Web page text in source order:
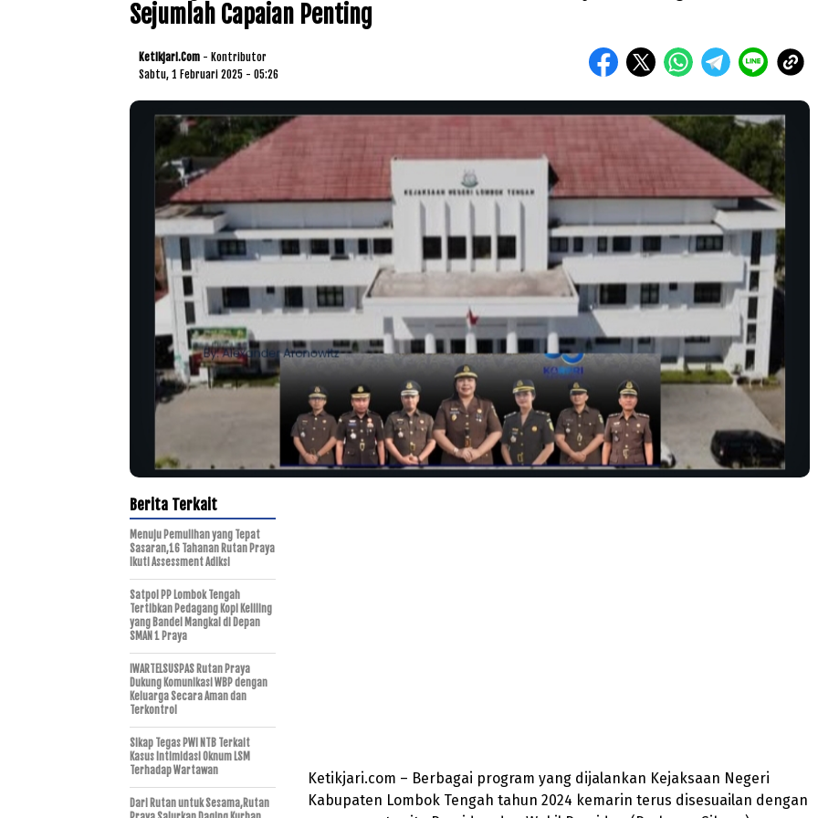
Sejumlah Capaian Penting
Ketikjari.com - Kontributor
Sabtu, 1 Februari 2025 - 05:26
Ketikjari.com – Berbagai program yang dijalankan Kejaksaan Negeri
Kabupaten Lombok Tengah tahun 2024 kemarin terus disesuailan dengan
Berita Terkait
Menuju Pemulihan yang Tepat
Sasaran,16 Tahanan Rutan Praya
Ikuti Assessment Adiksi
Satpol PP Lombok Tengah
Tertibkan Pedagang Kopi Keliling
yang Bandel Mangkal di Depan
SMAN 1 Praya
IWARTELSUSPAS Rutan Praya
Dukung Komunikasi WBP dengan
Keluarga Secara Aman dan
Terkontrol
Sikap Tegas PWI NTB Terkait
Kasus Intimidasi Oknum LSM
Terhadap Wartawan
Dari Rutan untuk Sesama,Rutan